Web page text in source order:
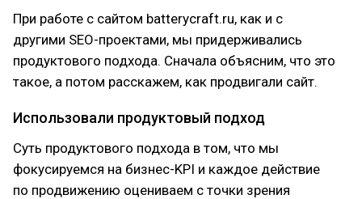
При работе с сайтом batterycraft.ru, как и с
другими SEO-проектами, мы придерживались
продуктового подхода. Сначала объясним, что это
такое, а потом расскажем, как продвигали сайт.
Использовали продуктовый подход
Суть продуктового подхода в том, что мы
фокусируемся на бизнес-KPI и каждое действие
по продвижению оцениваем с точки зрения